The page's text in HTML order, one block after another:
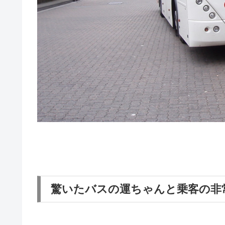
驚いたバスの運ちゃんと乗客の非